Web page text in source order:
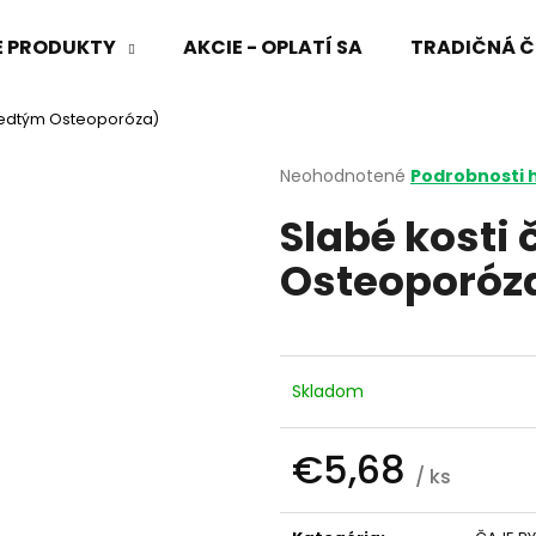
PRODUKTY AKCIE - OPLATÍ SA TRADIČNÁ
Osteoporóza)
Priemerné
produktu
je
0,0
z
Neohodnotené Podrobnosti
Slabé kosti
Skladom
€5,68 / ks
cena:
Čo potrebujete nájsť?
HĽADAŤ